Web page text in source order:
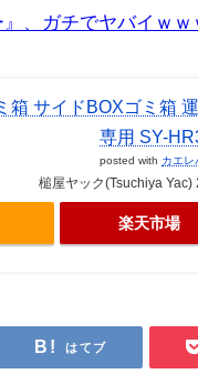
、ガチでヤバイｗｗ
箱 サイドBOXゴミ箱
専用 SY-
posted with カエレ
槌屋ヤック(Tsuchiya Yac)
楽天市場
はてブ